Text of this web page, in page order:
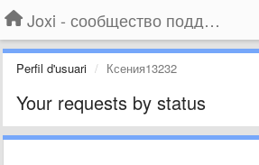
Joxi - сообщество поддержки
Perfil d'usuari Ксения13232
Your requests by status